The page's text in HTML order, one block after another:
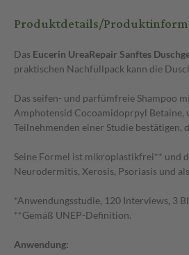
Produktdetails/
Das Eucerin UreaRepair Sanftes
praktischen Nachfüllpack kann die
Das seifen- und parfümfreie Shampoo
Amphotensid Cocoamidoprpyl Betaine,
Teilnehmenden einer Studie bestätigen,
Seine Formel ist mikroplastikfrei** und
Neurodermitis, Xerosis, Psoriasis und
*Anwendungsstudie, 120 Interviews, 3
**Gemäß UNEP-Definition.
Anwendung: